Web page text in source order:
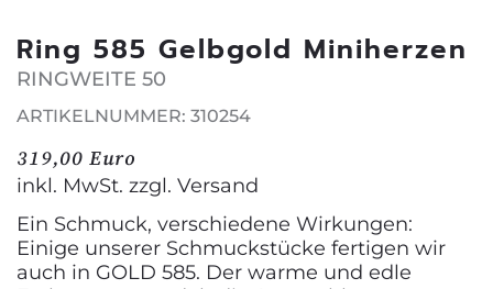
Ring 585 Gelbgold Miniherzen
RINGWEITE 50
ARTIKELNUMMER: 310254
319,00 Euro
inkl. MwSt. zzgl. Versand
Ein Schmuck, verschiedene Wirkungen:
Einige unserer Schmuckstücke fertigen wir
auch in GOLD 585. Der warme und edle